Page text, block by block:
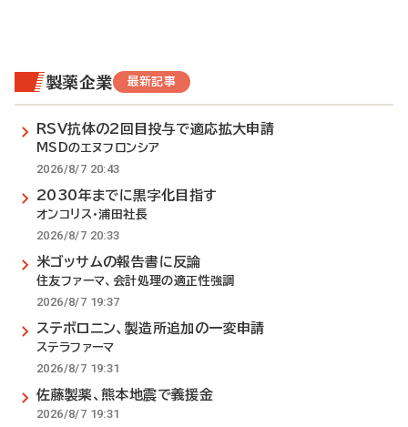
製薬企業 最新記事
RSV抗体の2回目投与で適応拡大申請
MSDのエヌフロンシア
2026/8/7 20:43
2030年までに黒字化目指す
オンコリス・浦田社長
2026/8/7 20:33
米ゴッサムの報告書に反論
住友ファーマ、会計処理の適正性強調
2026/8/7 19:37
ステボロニン、製造所追加の一変申請
ステラファーマ
2026/8/7 19:31
佐藤製薬、熊本地震で義援金
2026/8/7 19:31